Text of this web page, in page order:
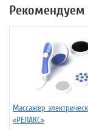
Рекомендуем
Массажер
«РЕЛАКС»